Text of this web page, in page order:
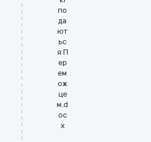
по
да
ют
ьс
я П
ер
ем
ож
це
м.d
oc
x